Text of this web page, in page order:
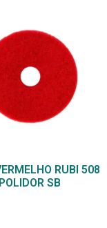
RUBI 508
POLIDOR SB